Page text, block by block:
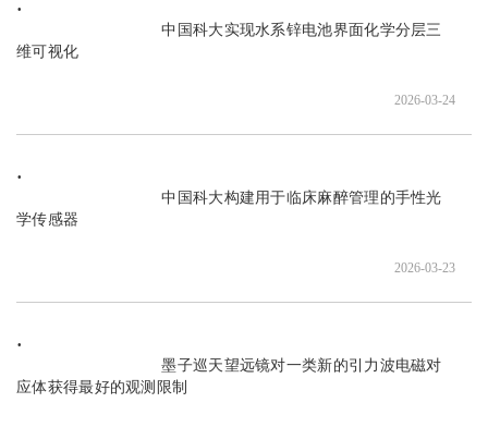
                               中国科大实现水系锌电池界面化学分层三
维可视化
2026-03-24
                               中国科大构建用于临床麻醉管理的手性光
学传感器
2026-03-23
                               墨子巡天望远镜对一类新的引力波电磁对
应体获得最好的观测限制